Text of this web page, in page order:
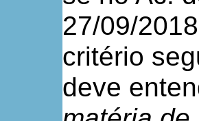
27/09/
critério
deve